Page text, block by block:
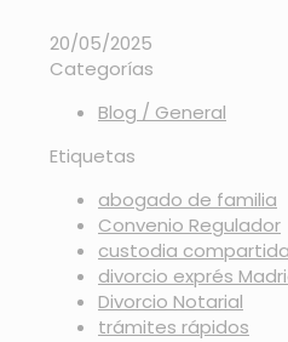
20/05/2025
Categorías
Blog / General
Etiquetas
abogado de familia
Convenio Regulador
custodia compartida
divorcio exprés
Divorcio Notarial
trámites rápidos